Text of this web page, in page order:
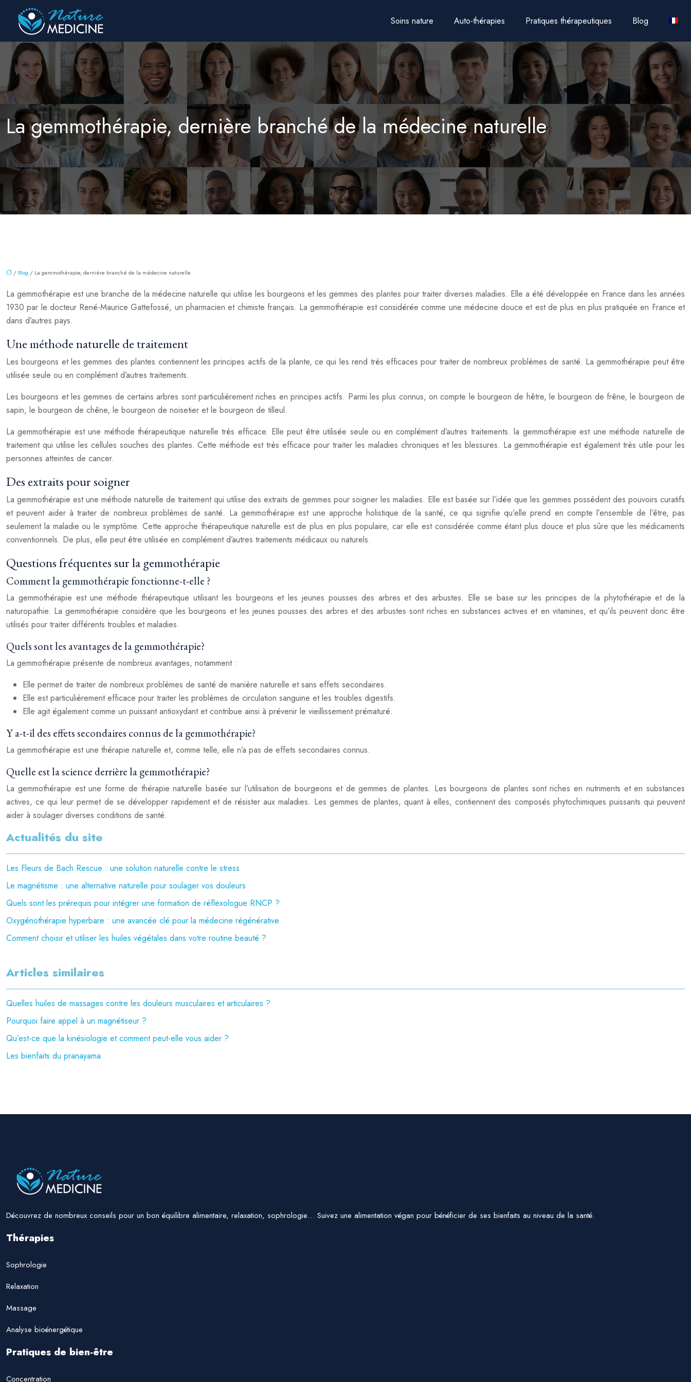
Soins nature Auto-thérapies Pratiques thérapeutiques Blog
La gemmothérapie, dernière branché de la médecine naturelle
/ Blog / La gemmothérapie, dernière branché de la médecine naturelle
La gemmothérapie est une branche de la médecine naturelle qui utilise les bourgeons et les gemmes des plantes pour traiter diverses maladies. Elle a été développée en France dans les années
1930 par le docteur René-Maurice Gattefossé, un pharmacien et chimiste français. La gemmothérapie est considérée comme une médecine douce et est de plus en plus pratiquée en France et
dans d’autres pays.
Une méthode naturelle de traitement
Les bourgeons et les gemmes des plantes contiennent les principes actifs de la plante, ce qui les rend très efficaces pour traiter de nombreux problèmes de santé. La gemmothérapie peut être
utilisée seule ou en complément d’autres traitements.
Les bourgeons et les gemmes de certains arbres sont particulièrement riches en principes actifs. Parmi les plus connus, on compte le bourgeon de hêtre, le bourgeon de frêne, le bourgeon de
sapin, le bourgeon de chêne, le bourgeon de noisetier et le bourgeon de tilleul.
La gemmothérapie est une méthode thérapeutique naturelle très efficace. Elle peut être utilisée seule ou en complément d’autres traitements. la gemmothérapie est une méthode naturelle de
traitement qui utilise les cellules souches des plantes. Cette méthode est très efficace pour traiter les maladies chroniques et les blessures. La gemmothérapie est également très utile pour les
personnes atteintes de cancer.
Des extraits pour soigner
La gemmothérapie est une méthode naturelle de traitement qui utilise des extraits de gemmes pour soigner les maladies. Elle est basée sur l’idée que les gemmes possèdent des pouvoirs curatifs
et peuvent aider à traiter de nombreux problèmes de santé. La gemmothérapie est une approche holistique de la santé, ce qui signifie qu’elle prend en compte l’ensemble de l’être, pas
seulement la maladie ou le symptôme. Cette approche thérapeutique naturelle est de plus en plus populaire, car elle est considérée comme étant plus douce et plus sûre que les médicaments
conventionnels. De plus, elle peut être utilisée en complément d’autres traitements médicaux ou naturels.
Questions fréquentes sur la gemmothérapie
Comment la gemmothérapie fonctionne-t-elle ?
La gemmothérapie est une méthode thérapeutique utilisant les bourgeons et les jeunes pousses des arbres et des arbustes. Elle se base sur les principes de la phytothérapie et de la
naturopathie. La gemmothérapie considère que les bourgeons et les jeunes pousses des arbres et des arbustes sont riches en substances actives et en vitamines, et qu’ils peuvent donc être
utilisés pour traiter différents troubles et maladies.
Quels sont les avantages de la gemmothérapie?
La gemmothérapie présente de nombreux avantages, notamment :
Elle permet de traiter de nombreux problèmes de santé de manière naturelle et sans effets secondaires.
Elle est particulièrement efficace pour traiter les problèmes de circulation sanguine et les troubles digestifs.
Elle agit également comme un puissant antioxydant et contribue ainsi à prévenir le vieillissement prématuré.
Y a-t-il des effets secondaires connus de la gemmothérapie?
La gemmothérapie est une thérapie naturelle et, comme telle, elle n’a pas de effets secondaires connus.
Quelle est la science derrière la gemmothérapie?
La gemmothérapie est une forme de thérapie naturelle basée sur l’utilisation de bourgeons et de gemmes de plantes. Les bourgeons de plantes sont riches en nutriments et en substances
actives, ce qui leur permet de se développer rapidement et de résister aux maladies. Les gemmes de plantes, quant à elles, contiennent des composés phytochimiques puissants qui peuvent
aider à soulager diverses conditions de santé.
Actualités du site
Les Fleurs de Bach Rescue : une solution naturelle contre le stress
Le magnétisme : une alternative naturelle pour soulager vos douleurs
Quels sont les prérequis pour intégrer une formation de réflexologue RNCP ?
Oxygénothérapie hyperbare : une avancée clé pour la médecine régénérative
Comment choisir et utiliser les huiles végétales dans votre routine beauté ?
Articles similaires
Quelles huiles de massages contre les douleurs musculaires et articulaires ?
Pourquoi faire appel à un magnétiseur ?
Qu’est-ce que la kinésiologie et comment peut-elle vous aider ?
Les bienfaits du pranayama
Découvrez de nombreux conseils pour un bon équilibre alimentaire, relaxation, sophrologie… Suivez une alimentation végan pour bénéficier de ses bienfaits au niveau de la santé.
Thérapies
Sophrologie
Relaxation
Massage
Analyse bioénergétique
Pratiques de bien-être
Concentration